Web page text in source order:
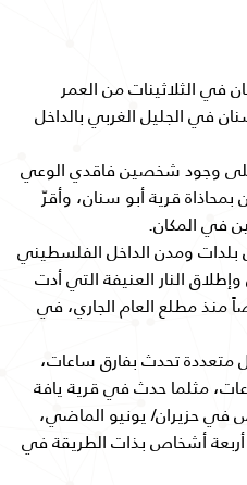
في الثلاثينات من العمر
في الجليل الغربي بالداخل
وجود شخصين فاقدي الوعي
قرية أبو سنان، وأقرّ
في المكان.
ومدن الداخل الفلسطيني
النار العنيفة التي أدت
إلى مقتل 161 شخصاً منذ مطلع العام الجاري، في
متعددة تحدث بفارق ساعات،
مثلما حدث في قرية يافة
حزيران/ يونيو الماضي،
أشخاص بذات الطريقة في